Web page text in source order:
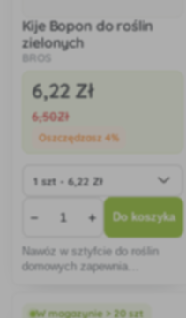
Kije Bopon do roślin
zielonych
BROS
6,22 Zł
6,50Zł
Oszczędzasz 4%
− + Do koszyka
Nawóz w sztyfcie do roślin
domowych zapewnia
intensywny zielony kolor liści.
W magazynie > 20 szt